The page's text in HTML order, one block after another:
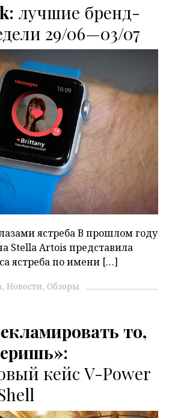
лучшие бренд-
29/06—03/07
ястреба В прошлом году
Stella Artois представила
ястреба по имени […]
Новости Обзоры
то,
кейс V-Power